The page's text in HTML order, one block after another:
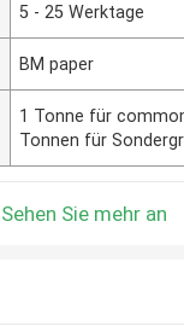
5 - 25 Werktage
BM paper
1 Tonne für
Tonnen für
Sehen Sie mehr an